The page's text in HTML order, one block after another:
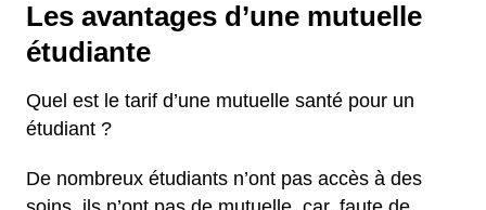
Les avantages d’une mutuelle
étudiante
Quel est le tarif d’une mutuelle santé pour un
étudiant ?
De nombreux étudiants n’ont pas accès à des